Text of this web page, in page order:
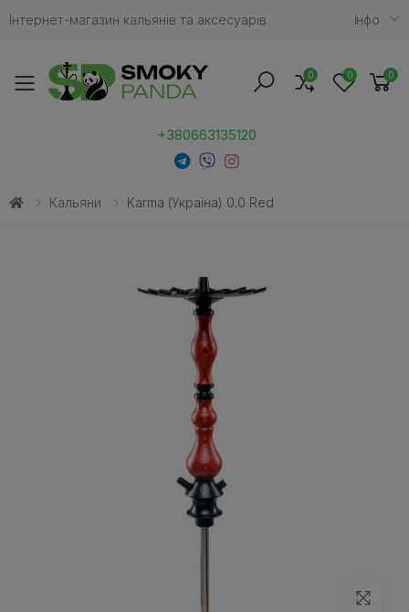
Інтернет-магазин кальянів та аксесуарів Iнфо
Toggle mobile menu
+380663135120
0 0 0
Кальяни Karma (Україна) 0.0 Red